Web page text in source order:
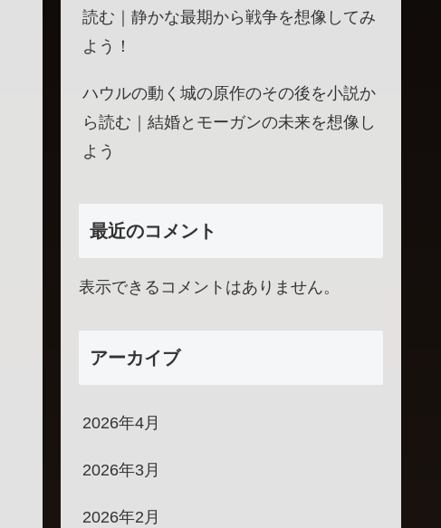
読む｜静かな最期から戦争を想像してみ
よう！
ハウルの動く城の原作のその後を小説か
ら読む｜結婚とモーガンの未来を想像し
よう
最近のコメント
表示できるコメントはありません。
アーカイブ
2026年4月
2026年3月
2026年2月